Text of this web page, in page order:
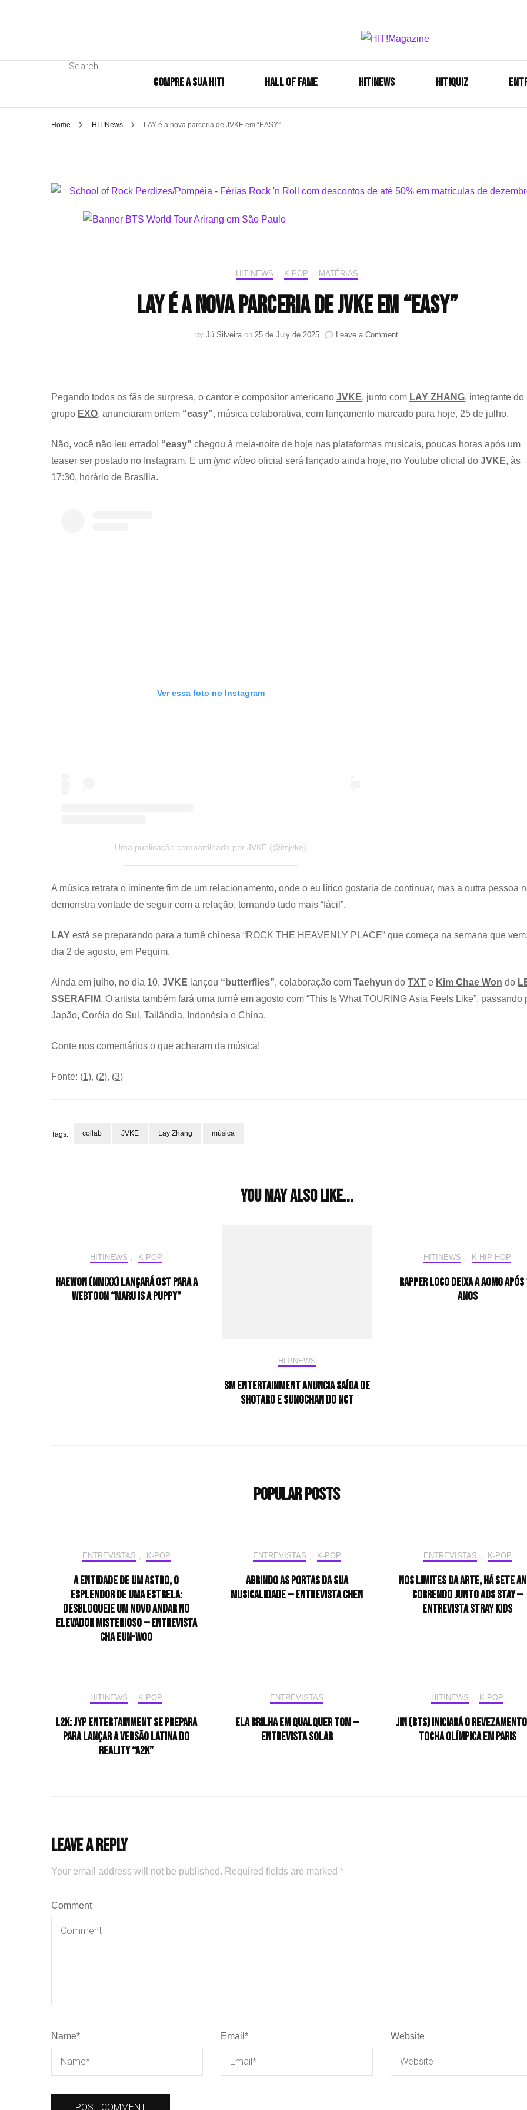
Search
Se é HIT, está aqui!
COMPRE A SUA HIT! HALL OF FAME HIT!NEWS HIT!Quiz
Home HIT!News LAY é a nova parceria de JVKE em “EASY”
HIT!NEWS , K-POP , MATÉRIAS
LAY é a nova parceria de JVKE em “EASY”
by Jú Silveira on 25 de July de 2025 Leave a Commenton
parceria
JVKE
“EASY”
Pegando todos os fãs de surpresa, o cantor e compositor americano JVKE, junto com LAY ZHANG, integrante do
grupo EXO, anunciaram ontem “easy”, música colaborativa, com lançamento marcado para hoje, 25 de julho.
Não, você não leu errado! “easy” chegou à meia-noite de hoje nas plataformas musicais, poucas horas após um
teaser ser postado no Instagram. E um lyric vídeo oficial será lançado ainda hoje, no Youtube oficial do JVKE, às
17:30, horário de Brasília.
Ver essa foto no Instagram
Uma publicação compartilhada por JVKE (@itsjvke)
A música retrata o iminente fim de um relacionamento, onde o eu lírico gostaria de continuar, mas a outra pessoa
demonstra vontade de seguir com a relação, tornando tudo mais “fácil”.
LAY está se preparando para a turnê chinesa “ROCK THE HEAVENLY PLACE” que começa na semana que
dia 2 de agosto, em Pequim.
Ainda em julho, no dia 10, JVKE lançou “butterflies”, colaboração com Taehyun do TXT e Kim Chae Won do
SSERAFIM. O artista também fará uma turnê em agosto com “This Is What TOURING Asia Feels Like”, passando
Japão, Coréia do Sul, Tailândia, Indonésia e China.
Conte nos comentários o que acharam da música!
Fonte: (1), (2), (3)
Tags: collab JVKE Lay Zhang música
You may also like...
HIT!NEWS K-POP
Haewon (NMIXX) lançará OST para a
webtoon “Maru is a Puppy”
HIT!NEWS
SM ENTERTAINMENT ANUNCIA SAÍDA DE
SHOTARO E SUNGCHAN DO NCT
HIT!NEWS K-HIP HOP
Rapper LOCO deixa a AOMG após
anos
Popular Posts
ENTREVISTAS , K-POP
A entidade de um astro, o
esplendor de uma estrela:
desbloqueie um novo andar no
elevador misterioso — Entrevista
CHA EUN-WOO
ENTREVISTAS , K-POP
Abrindo as portas da sua
musicalidade — Entrevista CHEN
ENTREVISTAS , K-POP
Nos limites da arte, há sete
correndo junto aos STAY —
Entrevista Stray Kids
HIT!NEWS , K-POP
L2K: JYP Entertainment se prepara
para lançar a versão latina do
reality “A2K”
ENTREVISTAS
Ela brilha em qualquer tom —
Entrevista Solar
HIT!NEWS , K-POP
Jin (BTS) iniciará o
tocha olímpica em Paris
Leave a Reply
Your email address will not be published. Required fields are marked *
Comment
Name* Email* Website